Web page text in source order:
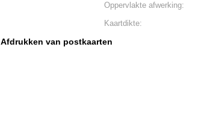
Oppervlakte afwerking:
Kaartdikte:
Afdrukken van postkaarten